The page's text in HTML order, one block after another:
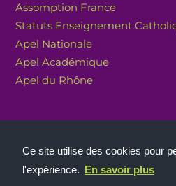
Ce site utilise des cookies pour
l'expérience. En savoir plus
Assomption France
Statuts Enseignement
Apel Nationale
Apel Académique
Apel du Rhône